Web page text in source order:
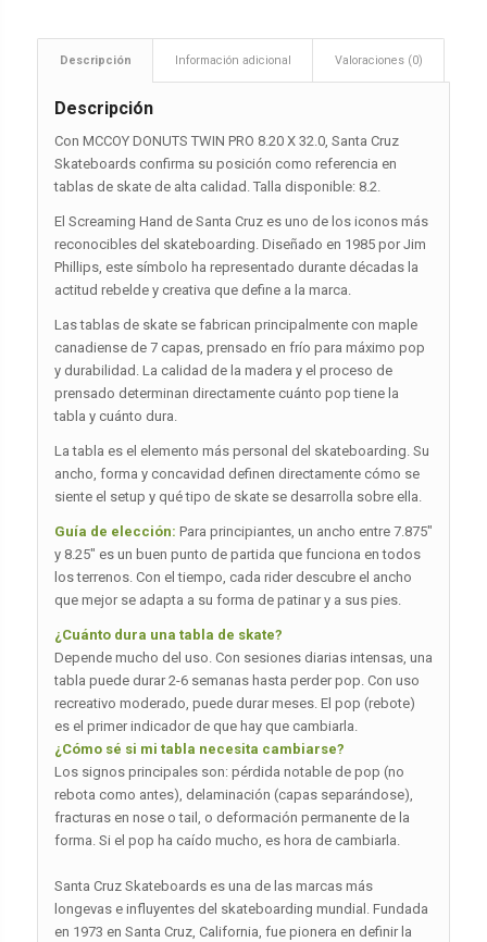
Descripción Información adicional Valoraciones (0)
Descripción
Con MCCOY DONUTS TWIN PRO 8.20 X 32.0, Santa Cruz
Skateboards confirma su posición como referencia en
tablas de skate de alta calidad. Talla disponible: 8.2.
El Screaming Hand de Santa Cruz es uno de los iconos más
reconocibles del skateboarding. Diseñado en 1985 por Jim
Phillips, este símbolo ha representado durante décadas la
actitud rebelde y creativa que define a la marca.
Las tablas de skate se fabrican principalmente con maple
canadiense de 7 capas, prensado en frío para máximo pop
y durabilidad. La calidad de la madera y el proceso de
prensado determinan directamente cuánto pop tiene la
tabla y cuánto dura.
La tabla es el elemento más personal del skateboarding. Su
ancho, forma y concavidad definen directamente cómo se
siente el setup y qué tipo de skate se desarrolla sobre ella.
Guía de elección: Para principiantes, un ancho entre 7.875″
y 8.25″ es un buen punto de partida que funciona en todos
los terrenos. Con el tiempo, cada rider descubre el ancho
que mejor se adapta a su forma de patinar y a sus pies.
¿Cuánto dura una tabla de skate?
Depende mucho del uso. Con sesiones diarias intensas, una
tabla puede durar 2-6 semanas hasta perder pop. Con uso
recreativo moderado, puede durar meses. El pop (rebote)
es el primer indicador de que hay que cambiarla.
¿Cómo sé si mi tabla necesita cambiarse?
Los signos principales son: pérdida notable de pop (no
rebota como antes), delaminación (capas separándose),
fracturas en nose o tail, o deformación permanente de la
forma. Si el pop ha caído mucho, es hora de cambiarla.
Santa Cruz Skateboards es una de las marcas más
longevas e influyentes del skateboarding mundial. Fundada
en 1973 en Santa Cruz, California, fue pionera en definir la